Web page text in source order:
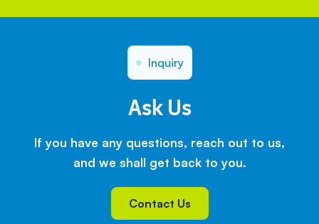
Inquiry
Ask Us
If you have any questions, reach out to us,
and we shall get back to you.
Contact Us